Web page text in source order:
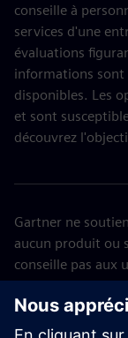
conseille à
services d'une
évaluations
informations sont
disponibles. Les
et sont
découvrez
Gartner ne
aucun produit ou
conseille pas aux
sélectionner
ou ayant reçu
Gartner